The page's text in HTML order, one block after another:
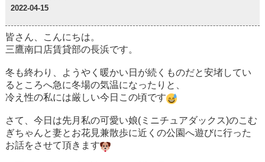
2022-04-15
皆さん、こんにちは。
三鷹南口店賃貸部の長浜です。
冬も終わり、ようやく暖かい日が続くものだと安堵してい
るところへ急に冬場の気温になったりと、
冷え性の私には厳しい今日この頃です
さて、今日は先月私の可愛い娘(ミニチュアダックス)のこむ
ぎちゃんと妻とお花見兼散歩に近くの公園へ遊びに行った
お話をさせて頂きます